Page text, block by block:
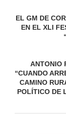
EL GM DE
EN EL XLI
ANTONIO
“CUANDO
CAMINO
POLÍTICO DE